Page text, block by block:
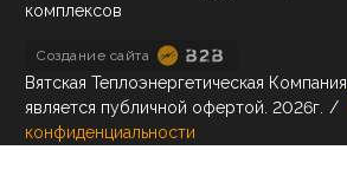
комплексов
Создание сайта
Вятская Теплоэнергетическая Компания
является публичной офертой. 2026г. /
конфиденциальности